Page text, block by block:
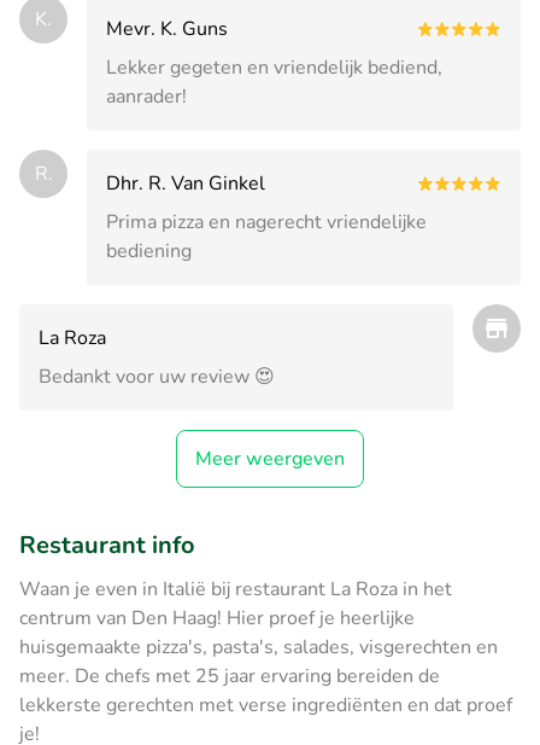
K.
Mevr. K. Guns
Lekker gegeten en vriendelijk bediend,
aanrader!
R.
Dhr. R. Van Ginkel
Prima pizza en nagerecht vriendelijke
bediening
La Roza
Bedankt voor uw review 😍
Meer weergeven
Restaurant info
Waan je even in Italië bij restaurant La Roza in het
centrum van Den Haag! Hier proef je heerlijke
huisgemaakte pizza's, pasta's, salades, visgerechten en
meer. De chefs met 25 jaar ervaring bereiden de
lekkerste gerechten met verse ingrediënten en dat proef
je!